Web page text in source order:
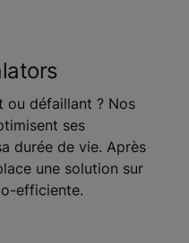
ou défaillant ? Nos
ses
durée de vie. Après
une solution sur
efficiente.